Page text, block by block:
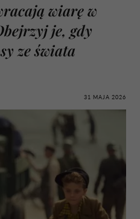
wiarę w
je, gdy
ze świata
31 MAJA 2026